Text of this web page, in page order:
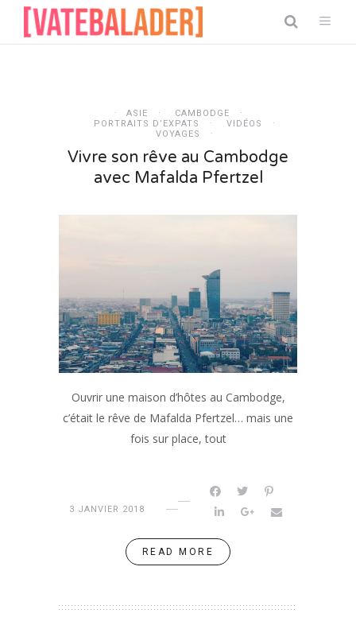
ASIE
CAMBODGE
PORTRAITS D’EXPATS
VIDÉOS
VOYAGES
Vivre son rêve au Cambodge
avec Mafalda Pfertzel
Ouvrir une maison d’hôtes au Cambodge,
c’était le rêve de Mafalda Pfertzel… mais une
fois sur place, tout
3 JANVIER 2018
READ MORE